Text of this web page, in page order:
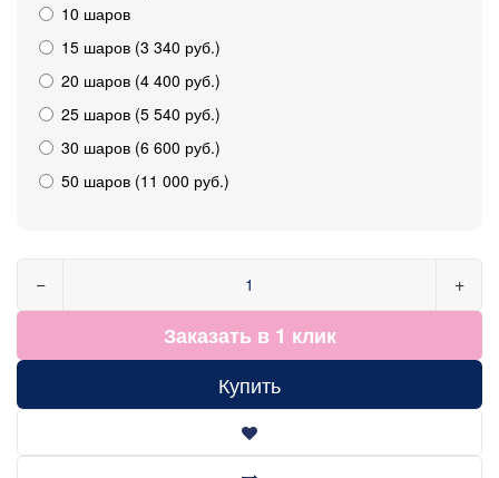
10 шаров
15 шаров (3 340 руб.)
20 шаров (4 400 руб.)
25 шаров (5 540 руб.)
30 шаров (6 600 руб.)
50 шаров (11 000 руб.)
− +
Заказать в 1 клик
Купить